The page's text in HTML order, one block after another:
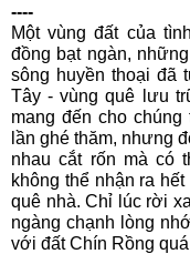
----
Một vùng đất của
đồng bạt ngàn,
sông huyền thoại đã
Tây - vùng quê lưu
mang đến cho
lần ghé thăm, nhưng
nhau cắt rốn mà có
không thể nhận ra
quê nhà. Chỉ lúc rời
ngàng chạnh lòng
với đất Chín Rồng